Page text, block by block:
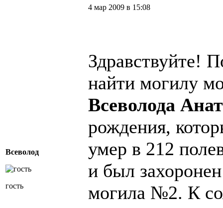
Всеволод
гость
4 мар 2009 в 15:08
Здравствуйте!
найти могилу
Всеволода
рождения,
умер в 212
и был
могила №2. К